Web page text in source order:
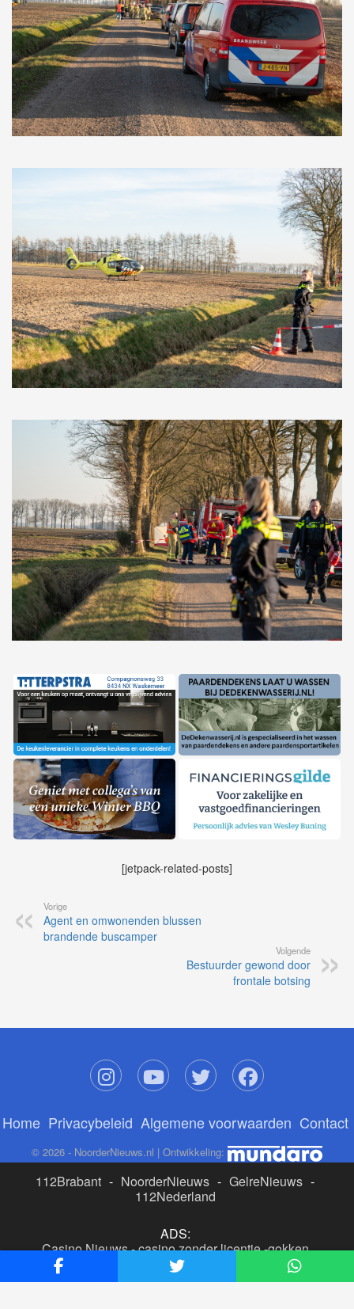
[jetpack-related-posts]
Vorige
Agent en omwonenden blussen
brandende buscamper
Volgende
Bestuurder gewond door
frontale botsing
Home Privacybeleid Algemene voorwaarden Contact
© 2026 - NoorderNieuws.nl | Ontwikkeling:
112Brabant - NoorderNieuws - GelreNieuws -
112Nederland
ADS:
Casino Nieuws-casino zonder licentie-gokken
buitenlandse site
beste online casino nederland